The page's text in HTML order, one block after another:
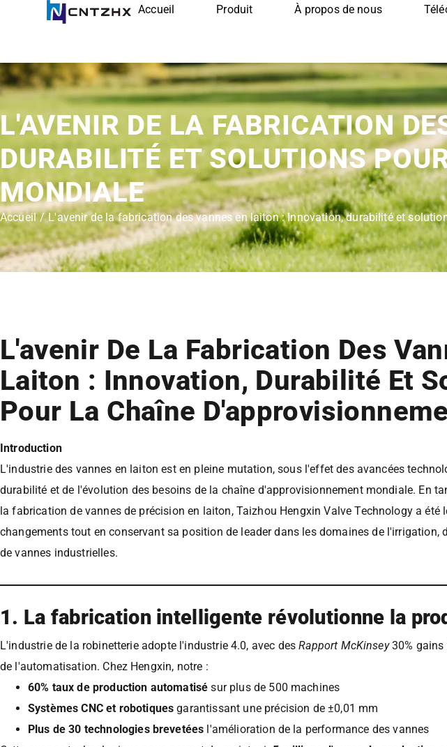
Accueil Produit À propos de nous
L'AVENIR DE LA FABRICATION
DURABILITÉ ET SOLUTIONS
MONDIALE
Accueil / L'avenir de la fabrication des vannes en laiton : Innovation, durabilité et
L'avenir De La Fabrication Des
Laiton : Innovation, Durabilité Et
Pour La Chaîne
Introduction
L'industrie des vannes en laiton est en pleine mutation, sous l'effet des avancées
durabilité et de l'évolution des besoins de la chaîne d'approvisionnement mondiale. En
la fabrication de vannes de précision en laiton, Taizhou Hengxin Valve Technology a été
changements tout en conservant sa position de leader dans les domaines de l'irrigation,
de vannes industrielles.
1. La fabrication intelligente révolutionne la
L'industrie de la robinetterie adopte l'industrie 4.0, avec desRapport McKinsey30% gains
de l'automatisation. Chez Hengxin, notre :
60% taux de production automatisé sur plus de 500 machines
Systèmes CNC et robotiques garantissant une précision de ±0,01 mm
Plus de 30 technologies brevetées l'amélioration de la performance des vannes